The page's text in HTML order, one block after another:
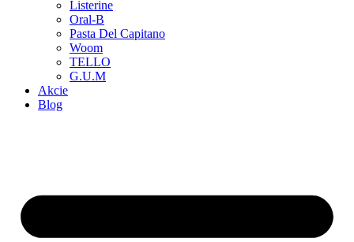
Listerine
Oral-B
Pasta Del Capitano
Woom
TELLO
G.U.M
Akcie
Blog